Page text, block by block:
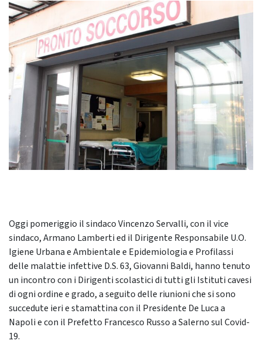
Oggi pomeriggio il sindaco Vincenzo Servalli, con il vice
sindaco, Armano Lamberti ed il Dirigente Responsabile U.O.
Igiene Urbana e Ambientale e Epidemiologia e Profilassi
delle malattie infettive D.S. 63, Giovanni Baldi, hanno tenuto
un incontro con i Dirigenti scolastici di tutti gli Istituti cavesi
di ogni ordine e grado, a seguito delle riunioni che si sono
succedute ieri e stamattina con il Presidente De Luca a
Napoli e con il Prefetto Francesco Russo a Salerno sul Covid-
19.